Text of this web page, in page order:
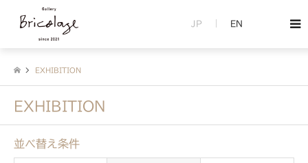
EN
JP
EXHIBITION
EXHIBITION
並べ替え条件